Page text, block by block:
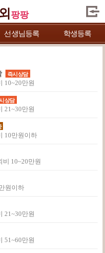
팡팡
선생님등록 학생등록
즉시상담
10~20만원
상담
21~30만원
10만원이하
10~20만원
원이하
21~30만원
51~60만원